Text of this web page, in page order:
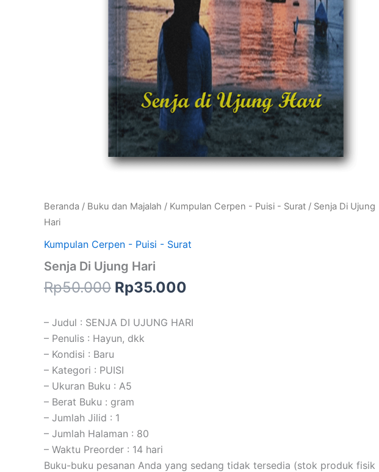
Beranda / Buku dan Majalah / Kumpulan Cerpen - Puisi - Surat / Senja Di Ujung
Hari
Kumpulan Cerpen - Puisi - Surat
Senja Di Ujung Hari
Rp50.000 Rp35.000
– Judul : SENJA DI UJUNG HARI
– Penulis : Hayun, dkk
– Kondisi : Baru
– Kategori : PUISI
– Ukuran Buku : A5
– Berat Buku : gram
– Jumlah Jilid : 1
– Jumlah Halaman : 80
– Waktu Preorder : 14 hari
Buku-buku pesanan Anda yang sedang tidak tersedia (stok produk fisik